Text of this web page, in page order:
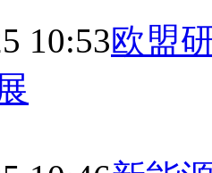
10:53欧盟